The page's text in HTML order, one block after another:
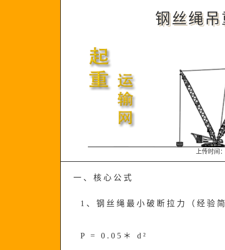
钢丝绳
上传时间
一、核心公式
1、钢丝绳最小破断拉力（经验
P = 0.05＊ d²